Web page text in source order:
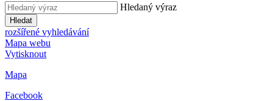
Hledaný výraz
Hledat
rozšířené vyhledávání
Mapa webu
Vytisknout
Mapa
Facebook